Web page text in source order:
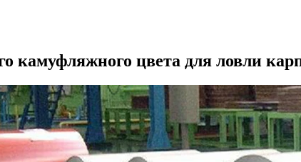
камуфляжного цвета для ловли